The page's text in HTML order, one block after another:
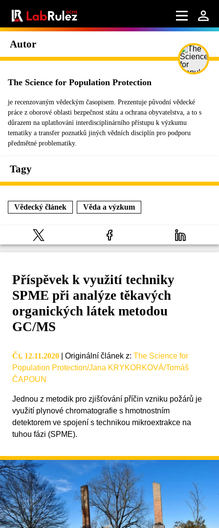
Autor
The Science for Population Protection
je recenzovaným vědeckým časopisem. Prezentuje původní vědecké
práce z oborové oblasti bezpečnost státu a ochrana obyvatelstva, a to s
důrazem na uplatňování interdisciplinárního přístupu k výzkumu
tematiky a transfer poznatků jiných vědních disciplín pro podporu
předmětné problematiky.
Tagy
Vědecký článek Věda a výzkum
Příspěvek k využití techniky
SPME při analýze těkavých
organických látek metodou
GC/MS
Čt, 12.11.2020 Originální článek z: The Science for
Population Protection/Jana KRYKORKOVÁ/Tomáš
ČAPOUN
Jednou z metodik pro zjišťování příčin vzniku požárů je
využití plynové chromatografie s hmotnostním
detektorem ve spojení s technikou mikroextrakce na
tuhou fázi (SPME).